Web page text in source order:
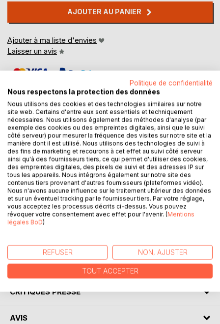
AJOUTER AU PANIER
Ajouter à ma liste d'envies
Laisser un avis
DESCRIPTION
Ce recueil de dix nouvelles est un multipass qui vous fera
voyager à travers le temps, les modes et les espèces :
des rats, des loups-garous, des dieux, des hommes et des
femmes vous attendent dans ces pages ; ces
personnages, sombres ou délurés, attachants ou agaçants,
vont vivre tour à tour des aventures exaltantes, intimes,
terrifiantes ou mutines.
Vous aimez l'Histoire, de l'antiquité au XXVIe siècle ?
AUTEUR(S)
CRITIQUES PRESSE
AVIS
Politique de confidentialité
Nous respectons la protection des données
Nous utilisons des cookies et des technologies similaires sur notre
site web. Certains d'entre eux sont essentiels et techniquement
nécessaires. Nous utilisons également des méthodes d'analyse (par
exemple des cookies ou des empreintes digitales, ainsi que le suivi
côté serveur) pour mesurer la fréquence des visites sur notre site et la
manière dont il est utilisé. Nous utilisons des technologies de suivi à
des fins de marketing et recourons à cet effet au suivi côté serveur
ainsi qu'à des fournisseurs tiers, ce qui permet d'utiliser des cookies,
des empreintes digitales, des pixels de suivi et des adresses IP sur
tous les appareils. Nous intégrons également sur notre site des
contenus tiers provenant d'autres fournisseurs (plateformes vidéo).
Nous n'avons aucune influence sur le traitement ultérieur des données
et sur un éventuel tracking par le fournisseur tiers. Par votre réglage,
vous acceptez les processus décrits ci-dessus. Vous pouvez
révoquer votre consentement avec effet pour l'avenir. (Mentions
légales BoD)
REFUSER NON, AJUSTER
TOUT ACCEPTER